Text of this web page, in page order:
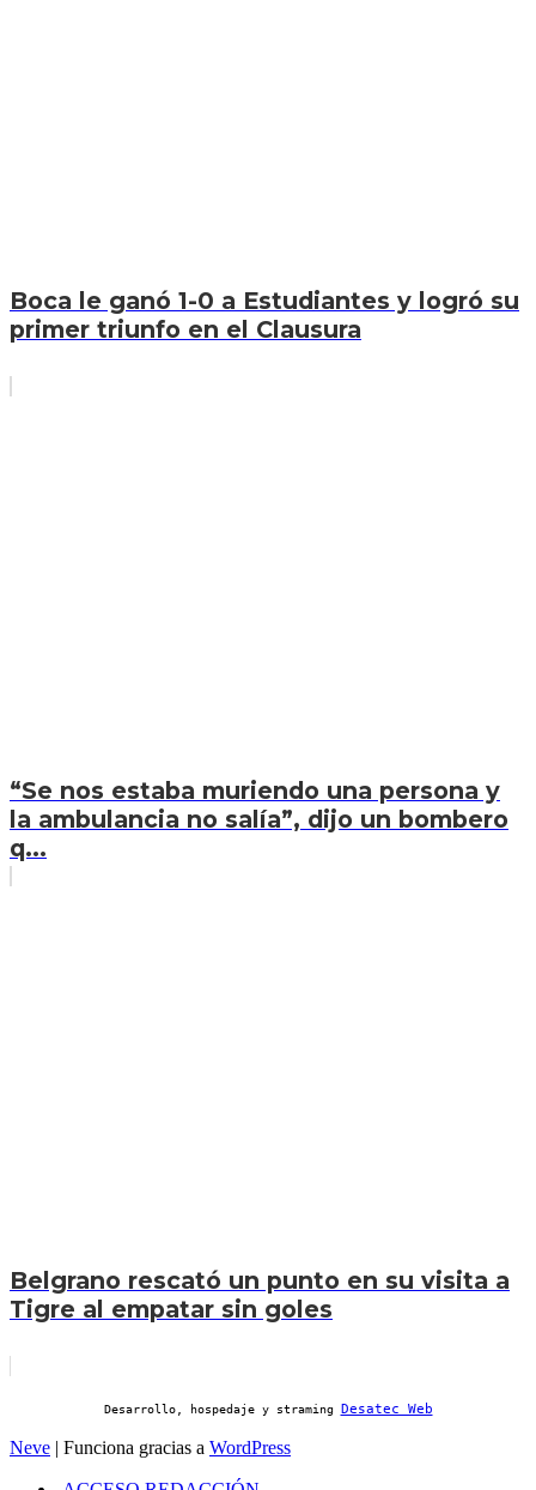
Boca le ganó 1-0 a Estudiantes y logró su
primer triunfo en el Clausura
“Se nos estaba muriendo una persona y
la ambulancia no salía”, dijo un bombero
q...
Belgrano rescató un punto en su visita a
Tigre al empatar sin goles
Desarrollo, hospedaje y straming Desatec Web
Neve | Funciona gracias a WordPress